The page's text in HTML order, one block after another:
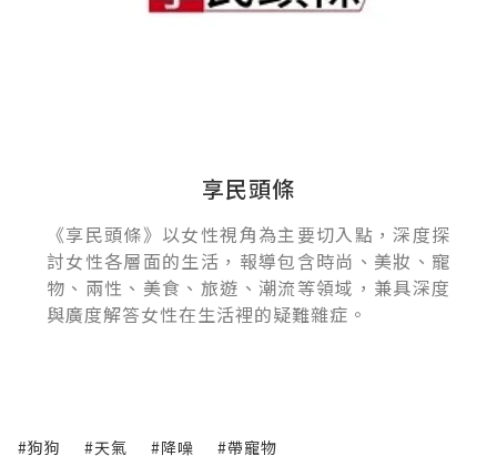
享民頭條
《享民頭條》以女性視角為主要切入點，深度探
討女性各層面的生活，報導包含時尚、美妝、寵
物、兩性、美食、旅遊、潮流等領域，兼具深度
與廣度解答女性在生活裡的疑難雜症。
#狗狗 #天氣 #降噪 #帶寵物